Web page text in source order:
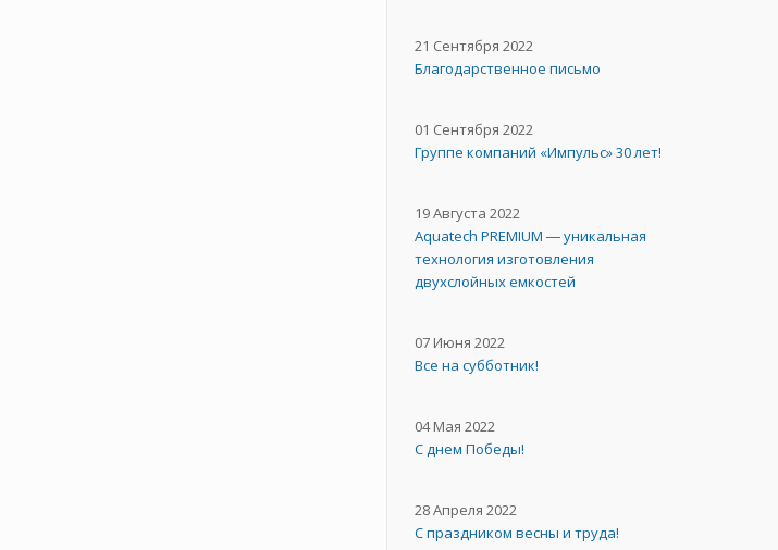
21 Сентября 2022
Благодарственное письмо
01 Сентября 2022
Группе компаний «Импульс» 30 лет!
19 Августа 2022
Aquatech PREMIUM ― уникальная
технология изготовления
двухслойных емкостей
07 Июня 2022
Все на субботник!
04 Мая 2022
С днем Победы!
28 Апреля 2022
С праздником весны и труда!